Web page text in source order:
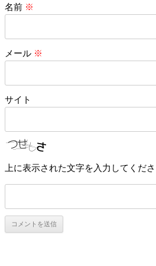
名前 ※
メール ※
サイト
上に表示された文字を入力してくだ